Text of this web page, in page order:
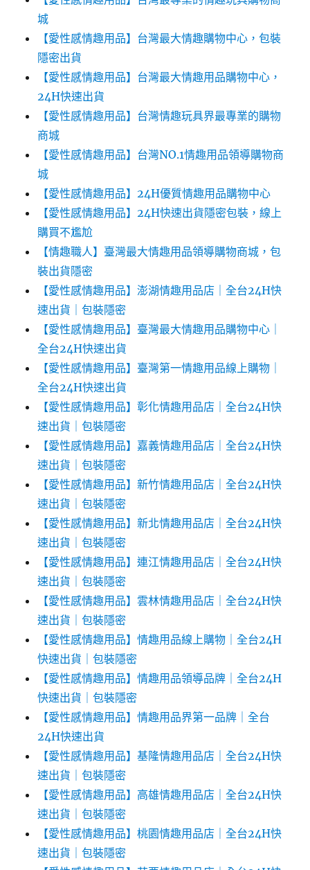
城
【愛性感情趣用品】台灣最大情趣購物中心，包裝
隱密出貨
【愛性感情趣用品】台灣最大情趣用品購物中心，
24H快速出貨
【愛性感情趣用品】台灣情趣玩具界最專業的購物
商城
【愛性感情趣用品】台灣NO.1情趣用品領導購物商
城
【愛性感情趣用品】24H優質情趣用品購物中心
【愛性感情趣用品】24H快速出貨隱密包裝，線上
購買不尷尬‎‎
【情趣職人】臺灣最大情趣用品領導購物商城，包
裝出貨隱密
【愛性感情趣用品】澎湖情趣用品店｜全台24H快
速出貨｜包裝隱密
【愛性感情趣用品】臺灣最大情趣用品購物中心｜
全台24H快速出貨
【愛性感情趣用品】臺灣第一情趣用品線上購物｜
全台24H快速出貨
【愛性感情趣用品】彰化情趣用品店｜全台24H快
速出貨｜包裝隱密
【愛性感情趣用品】嘉義情趣用品店｜全台24H快
速出貨｜包裝隱密
【愛性感情趣用品】新竹情趣用品店｜全台24H快
速出貨｜包裝隱密
【愛性感情趣用品】新北情趣用品店｜全台24H快
速出貨｜包裝隱密
【愛性感情趣用品】連江情趣用品店｜全台24H快
速出貨｜包裝隱密
【愛性感情趣用品】雲林情趣用品店｜全台24H快
速出貨｜包裝隱密
【愛性感情趣用品】情趣用品線上購物｜全台24H
快速出貨｜包裝隱密
【愛性感情趣用品】情趣用品領導品牌｜全台24H
快速出貨｜包裝隱密
【愛性感情趣用品】情趣用品界第一品牌｜全台
24H快速出貨
【愛性感情趣用品】基隆情趣用品店｜全台24H快
速出貨｜包裝隱密
【愛性感情趣用品】高雄情趣用品店｜全台24H快
速出貨｜包裝隱密
【愛性感情趣用品】桃園情趣用品店｜全台24H快
速出貨｜包裝隱密